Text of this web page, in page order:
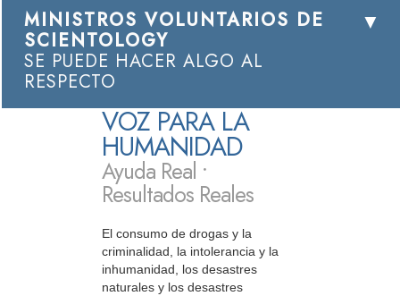
MINISTROS VOLUNTARIOS DE
SCIENTOLOGY
SE PUEDE HACER ALGO AL
RESPECTO
VOZ PARA LA
HUMANIDAD
Ayuda Real •
Resultados Reales
El consumo de drogas y la
criminalidad, la intolerancia y la
inhumanidad, los desastres
naturales y los desastres